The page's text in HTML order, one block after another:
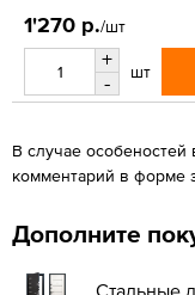
1'270 р./шт
+
-
шт
В случае особеностей
комментарий в форме
Дополните
Стальные